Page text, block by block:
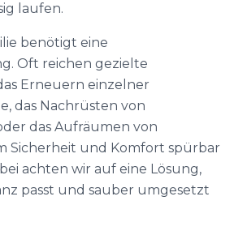
laufen.
benötigt eine
Oft reichen gezielte
Erneuern einzelner
das Nachrüsten von
das Aufräumen von
Sicherheit und Komfort spürbar
achten wir auf eine Lösung,
passt und sauber umgesetzt